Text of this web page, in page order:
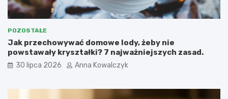
POZOSTAŁE
Jak przechowywać domowe lody, żeby nie
powstawały kryształki? 7 najważniejszych zasad.
30 lipca 2026 Anna Kowalczyk